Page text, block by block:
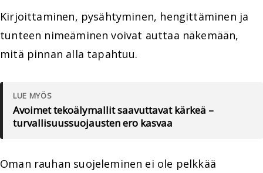
Kirjoittaminen, pysähtyminen, hengittäminen ja
tunteen nimeäminen voivat auttaa näkemään,
mitä pinnan alla tapahtuu.
LUE MYÖS
Avoimet tekoälymallit saavuttavat kärkeä –
turvallisuussuojausten ero kasvaa
Oman rauhan suojeleminen ei ole pelkkää